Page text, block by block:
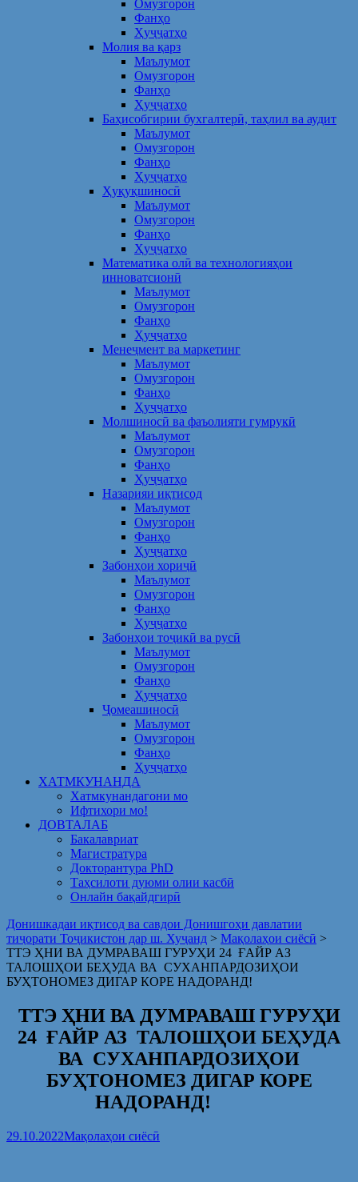
Омузгорон
Фанҳо
Ҳуҷҷатҳо
Молия ва қарз
Маълумот
Омузгорон
Фанҳо
Ҳуҷҷатҳо
Баҳисобгирии бухгалтерӣ, таҳлил ва аудит
Маълумот
Омузгорон
Фанҳо
Ҳуҷҷатҳо
Ҳуқуқшиносӣ
Маълумот
Омузгорон
Фанҳо
Ҳуҷҷатҳо
Математика олӣ ва технологияҳои
инноватсионӣ
Маълумот
Омузгорон
Фанҳо
Ҳуҷҷатҳо
Менеҷмент ва маркетинг
Маълумот
Омузгорон
Фанҳо
Ҳуҷҷатҳо
Молшиносӣ ва фаъолияти гумрукӣ
Маълумот
Омузгорон
Фанҳо
Ҳуҷҷатҳо
Назарияи иқтисод
Маълумот
Омузгорон
Фанҳо
Ҳуҷҷатҳо
Забонҳои хориҷӣ
Маълумот
Омузгорон
Фанҳо
Ҳуҷҷатҳо
Забонҳои тоҷикӣ ва русӣ
Маълумот
Омузгорон
Фанҳо
Ҳуҷҷатҳо
Ҷомеашиносӣ
Маълумот
Омузгорон
Фанҳо
Ҳуҷҷатҳо
ХАТМКУНАНДА
Хатмкунандагони мо
Ифтихори мо!
ДОВТАЛАБ
Бакалавриат
Магистратура
Докторантура PhD
Таҳсилоти дуюми олии касбӣ
Онлайн бақайдгирӣ
Донишкадаи иқтисод ва савдои Донишгоҳи давлатии
тиҷорати Тоҷикистон дар ш. Хуҷанд > Мақолаҳои сиёсӣ >
ТТЭ ҲНИ ВА ДУМРАВАШ ГУРУҲИ 24 ҒАЙР АЗ
ТАЛОШҲОИ БЕҲУДА ВА СУХАНПАРДОЗИҲОИ
БУҲТОНОМЕЗ ДИГАР КОРЕ НАДОРАНД!
ТТЭ ҲНИ ВА ДУМРАВАШ ГУРУҲИ
24 ҒАЙР АЗ ТАЛОШҲОИ БЕҲУДА
ВА СУХАНПАРДОЗИҲОИ
БУҲТОНОМЕЗ ДИГАР КОРЕ
НАДОРАНД!
29.10.2022Мақолаҳои сиёсӣ